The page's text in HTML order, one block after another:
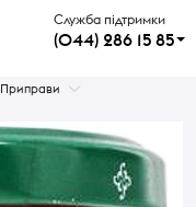
Служба підтримки
(044) 286 15 85
Приправи